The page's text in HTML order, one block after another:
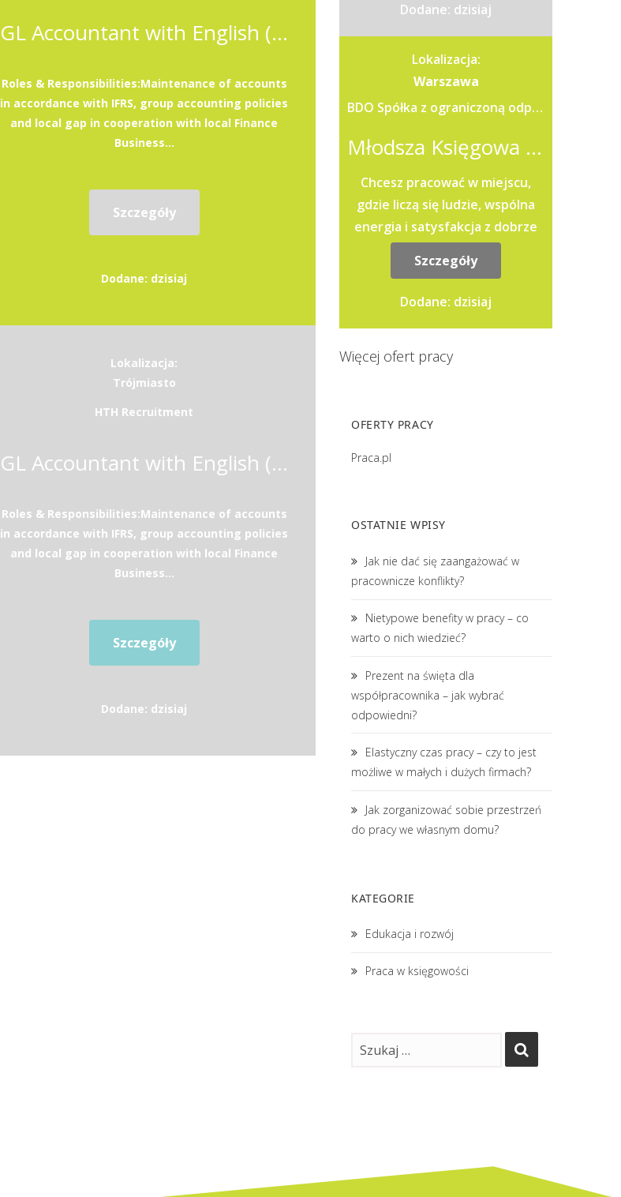
GL Accountant with English (K/M)
Roles & Responsibilities:Maintenance of accounts
in accordance with IFRS, group accounting policies
and local gap in cooperation with local Finance
Business...
Szczegóły
Dodane: dzisiaj
Lokalizacja:
Trójmiasto
HTH Recruitment
GL Accountant with English (K/M)
Roles & Responsibilities:Maintenance of accounts
in accordance with IFRS, group accounting policies
and local gap in cooperation with local Finance
Business...
Szczegóły
Dodane: dzisiaj
Dodane: dzisiaj
Lokalizacja:
Warszawa
BDO Spółka z ograniczoną odpowiedzialnością Sp.k.
Młodsza Księgowa / Młodszy Księgowy
Chcesz pracować w miejscu,
gdzie liczą się ludzie, wspólna
energia i satysfakcja z dobrze
wykonanej pracy?Jeśli jesteś
osobą, która lubi pracować...
Szczegóły
Dodane: dzisiaj
Więcej ofert pracy
OFERTY PRACY
Praca.pl
OSTATNIE WPISY
Jak nie dać się zaangażować w
pracownicze konflikty?
Nietypowe benefity w pracy – co
warto o nich wiedzieć?
Prezent na święta dla
współpracownika – jak wybrać
odpowiedni?
Elastyczny czas pracy – czy to jest
możliwe w małych i dużych firmach?
Jak zorganizować sobie przestrzeń
do pracy we własnym domu?
KATEGORIE
Edukacja i rozwój
Praca w księgowości